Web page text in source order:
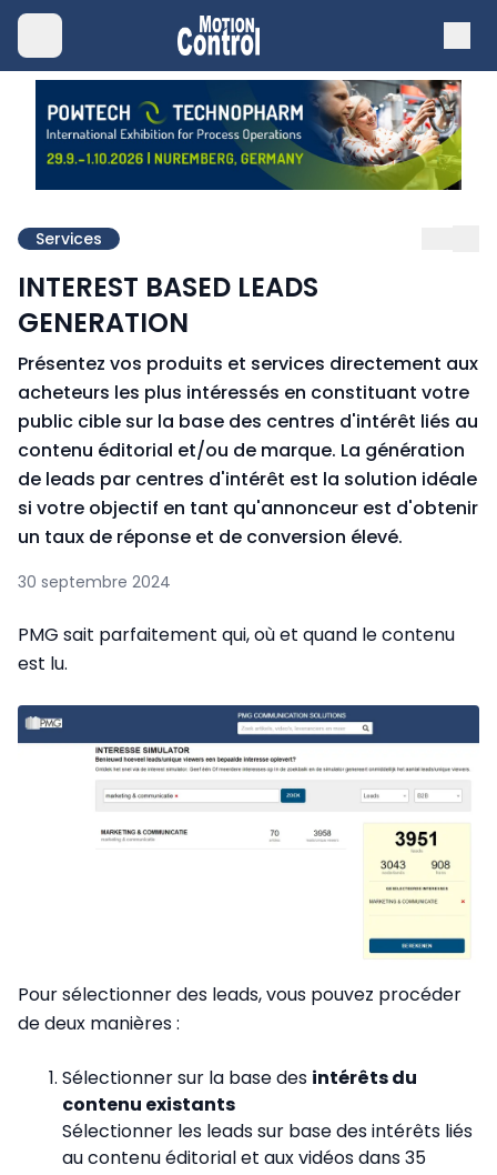
Services
INTEREST BASED LEADS
GENERATION
Présentez vos produits et services directement aux
acheteurs les plus intéressés en constituant votre
public cible sur la base des centres d'intérêt liés au
contenu éditorial et/ou de marque. La génération
de leads par centres d'intérêt est la solution idéale
si votre objectif en tant qu'annonceur est d'obtenir
un taux de réponse et de conversion élevé.
30 septembre 2024
PMG sait parfaitement qui, où et quand le contenu
est lu.
Pour sélectionner des leads, vous pouvez procéder
de deux manières :
Sélectionner sur la base des intérêts du
contenu existants
Sélectionner les leads sur base des intérêts liés
au contenu éditorial et aux vidéos dans 35